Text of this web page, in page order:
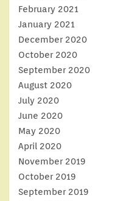
February 2021
January 2021
December 2020
October 2020
September 2020
August 2020
July 2020
June 2020
May 2020
April 2020
November 2019
October 2019
September 2019